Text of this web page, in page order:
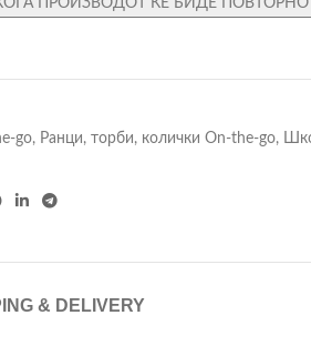
go, Ранци, торби, колички On-the-go,
& DELIVERY